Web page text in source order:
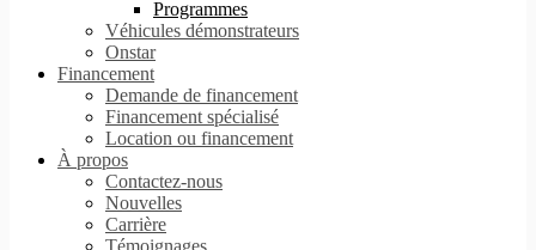
Programmes
Véhicules démonstrateurs
Onstar
Financement
Demande de financement
Financement spécialisé
Location ou financement
À propos
Contactez-nous
Nouvelles
Carrière
Témoignages